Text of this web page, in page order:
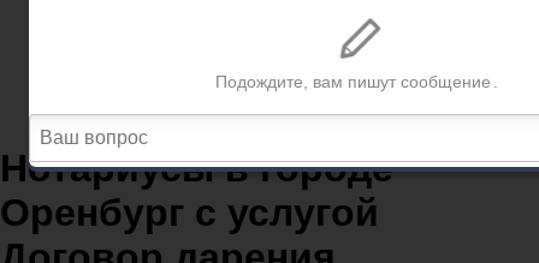
Нотариусы в городе Оренбург с услугой Договор
дарения
Нотариусы в городе
Оренбург с услугой